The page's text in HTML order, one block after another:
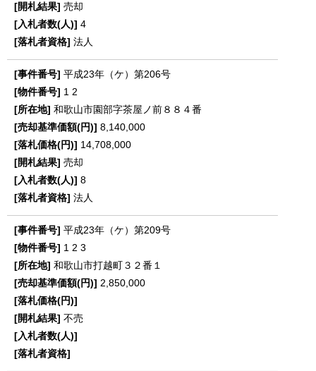
売却
4
法人
平成23年（ケ）第206号
1 2
和歌山市園部字茶屋ノ前８８４番
8,140,000
14,708,000
売却
8
法人
平成23年（ケ）第209号
1 2 3
和歌山市打越町３２番１
2,850,000
不売